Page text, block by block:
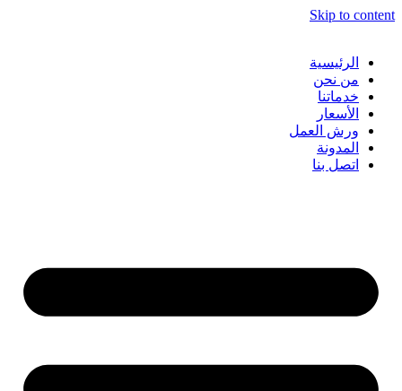
Skip to content
الرئيسية
من نحن
خدماتنا
الأسعار
ورش العمل
المدونة
اتصل بنا